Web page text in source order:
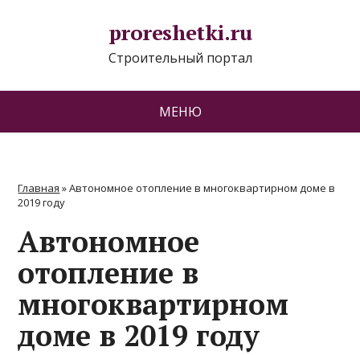
proreshetki.ru
Строительный портал
МЕНЮ
Главная »Автономное отопление в многоквартирном доме в
2019 году
Автономное
отопление в
многоквартирном
доме в 2019 году